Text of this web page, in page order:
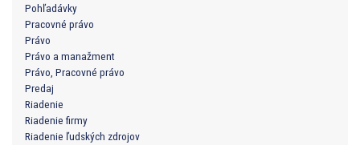
Pohľadávky
Pracovné právo
Právo
Právo a manažment
Právo, Pracovné právo
Predaj
Riadenie
Riadenie firmy
Riadenie ľudských zdrojov